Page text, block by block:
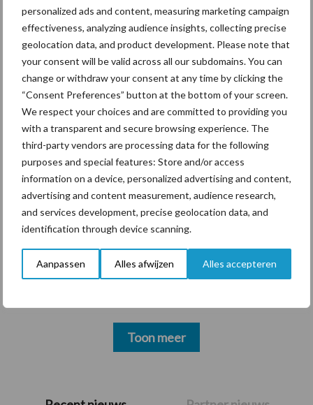
personalized ads and content, measuring marketing campaign
effectiveness, analyzing audience insights, collecting precise
geolocation data, and product development. Please note that
your consent will be valid across all our subdomains. You can
change or withdraw your consent at any time by clicking the
“Consent Preferences” button at the bottom of your screen.
We respect your choices and are committed to providing you
with a transparent and secure browsing experience. The
third-party vendors are processing data for the following
purposes and special features: Store and/or access
information on a device, personalized advertising and content,
advertising and content measurement, audience research,
and services development, precise geolocation data, and
identification through device scanning.
Aanpassen Alles afwijzen Alles accepteren
Primaire
ForFarmers ziet volume en
marktaandeel groeien in
krimpende Nederlandse
markt
Themapagina's
Diergezondheid Bemesting Fokkerij
Bedrijfsnieuws
Voerhekken
Toon meer